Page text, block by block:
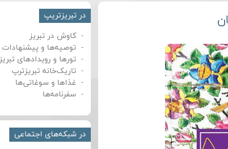
در تبریزتریپ
کاوش در تبریز
توصیه‌ها و پیشنهادات
تورها و رویدادهای تبریز
تاریک‌خانه تبریزترپ
غذاها و سوغاتی‌ها
سفرنامه‌ها
در شبکه‌های اجتماعی